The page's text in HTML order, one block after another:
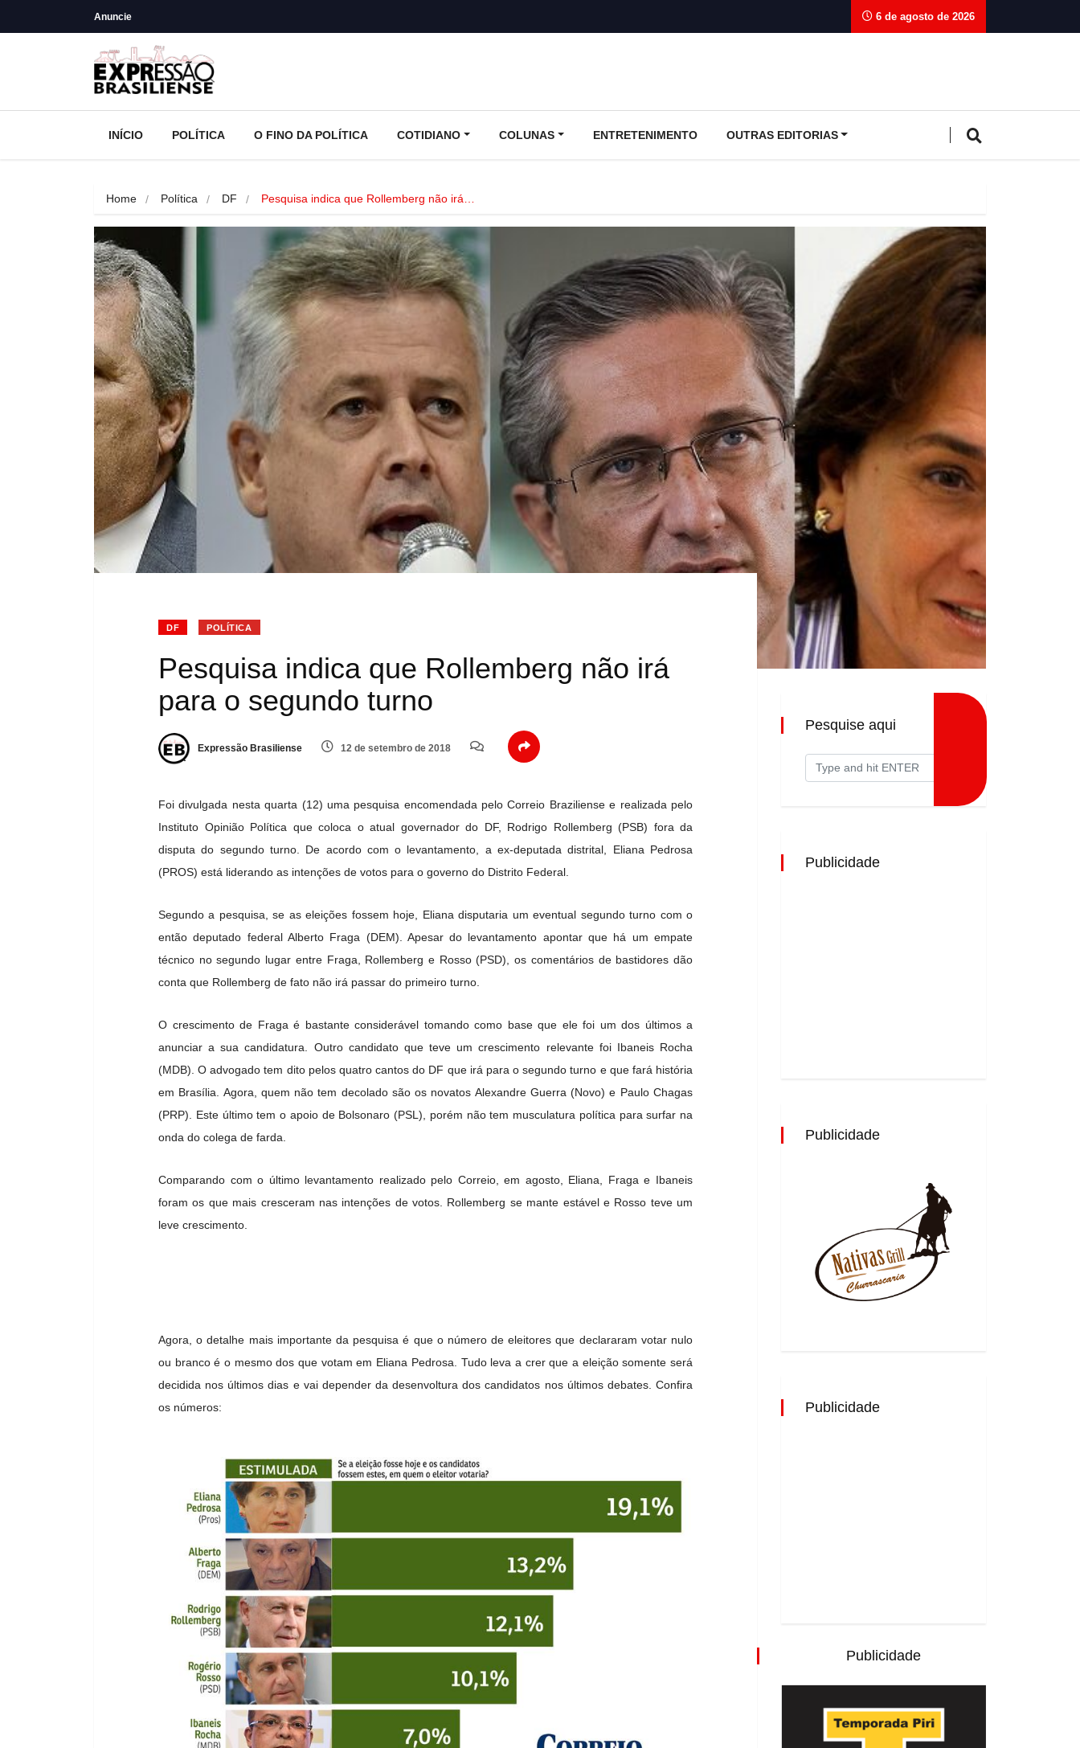
Anuncie 6 de agosto de 2026
INÍCIO POLÍTICA O FINO DA POLÍTICA COTIDIANO COLUNAS ENTRETENIMENTO OUTRAS EDITORIAS
Home Política DF Pesquisa indica que Rollemberg não irá…
DF POLÍTICA
Pesquisa indica que Rollemberg não irá
para o segundo turno
Expressão Brasiliense 12 de setembro de 2018
Foi divulgada nesta quarta (12) uma pesquisa encomendada pelo Correio Braziliense e realizada pelo
Instituto Opinião Política que coloca o atual governador do DF, Rodrigo Rollemberg (PSB) fora da
disputa do segundo turno. De acordo com o levantamento, a ex-deputada distrital, Eliana Pedrosa
(PROS) está liderando as intenções de votos para o governo do Distrito Federal.
Segundo a pesquisa, se as eleições fossem hoje, Eliana disputaria um eventual segundo turno com o
então deputado federal Alberto Fraga (DEM). Apesar do levantamento apontar que há um empate
técnico no segundo lugar entre Fraga, Rollemberg e Rosso (PSD), os comentários de bastidores dão
conta que Rollemberg de fato não irá passar do primeiro turno.
O crescimento de Fraga é bastante considerável tomando como base que ele foi um dos últimos a
anunciar a sua candidatura. Outro candidato que teve um crescimento relevante foi Ibaneis Rocha
(MDB). O advogado tem dito pelos quatro cantos do DF que irá para o segundo turno e que fará história
em Brasília. Agora, quem não tem decolado são os novatos Alexandre Guerra (Novo) e Paulo Chagas
(PRP). Este último tem o apoio de Bolsonaro (PSL), porém não tem musculatura política para surfar na
onda do colega de farda.
Comparando com o último levantamento realizado pelo Correio, em agosto, Eliana, Fraga e Ibaneis
foram os que mais cresceram nas intenções de votos. Rollemberg se mante estável e Rosso teve um
leve crescimento.
Agora, o detalhe mais importante da pesquisa é que o número de eleitores que declararam votar nulo
ou branco é o mesmo dos que votam em Eliana Pedrosa. Tudo leva a crer que a eleição somente será
decidida nos últimos dias e vai depender da desenvoltura dos candidatos nos últimos debates. Confira
os números:
Pesquise aqui
Publicidade
Publicidade
Publicidade
Publicidade